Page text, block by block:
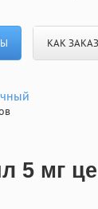
КАК
5 мг